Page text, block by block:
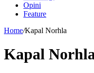
Opini
Feature
Home/Kapal Norhla
Kapal